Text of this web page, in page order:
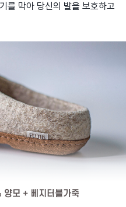
를 막아 당신의 발을 보호하고